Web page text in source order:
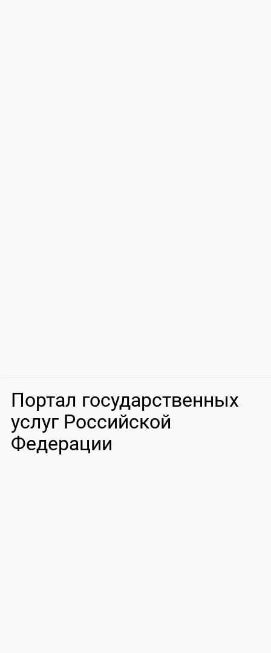
Портал государственных
услуг Российской
Федерации